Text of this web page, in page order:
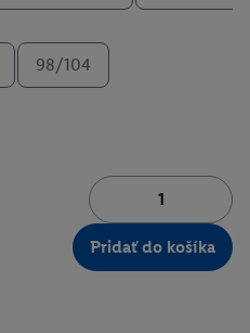
98/104
Pridať do košíka